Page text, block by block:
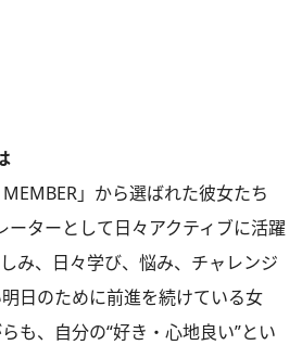
」から選ばれた彼女たち
ーターとして日々アクティブに活躍
み、日々学び、悩み、チャレンジ
日のために前進を続けている女
も、自分の“好き・心地良い”とい